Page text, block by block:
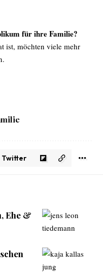
für ihre Familie?
ist, möchten viele mehr
Twitter
Ehe &